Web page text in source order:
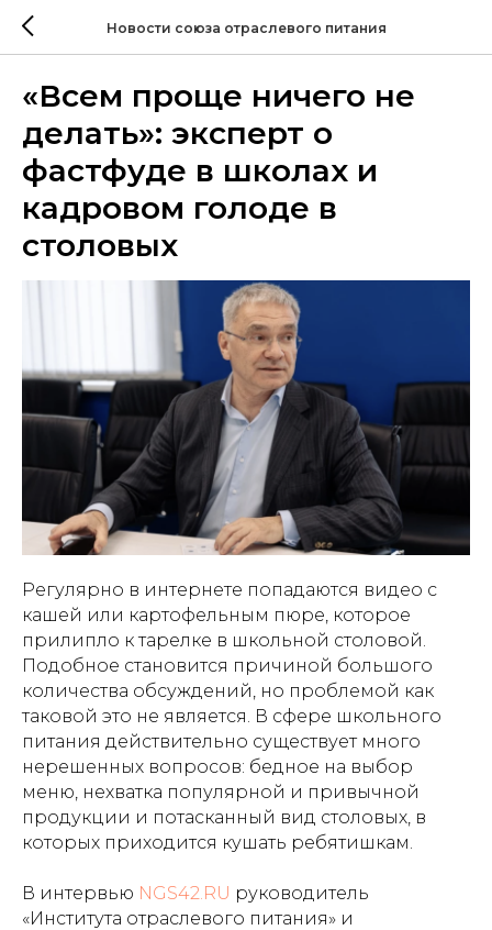
Новости союза отраслевого питания
«Всем проще ничего не
делать»: эксперт о
фастфуде в школах и
кадровом голоде в
столовых
Регулярно в интернете попадаются видео с
кашей или картофельным пюре, которое
прилипло к тарелке в школьной столовой.
Подобное становится причиной большого
количества обсуждений, но проблемой как
таковой это не является. В сфере школьного
питания действительно существует много
нерешенных вопросов: бедное на выбор
меню, нехватка популярной и привычной
продукции и потасканный вид столовых, в
которых приходится кушать ребятишкам.
В интервью NGS42.RU руководитель
«Института отраслевого питания» и